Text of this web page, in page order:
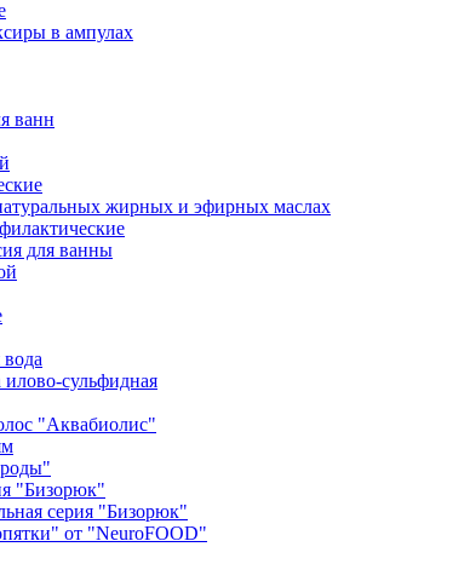
в ампулах
ванн
жирных и эфирных маслах
для ванны
илово-сульфидная
"Аквабиолис"
"Бизорюк"
серия "Бизорюк"
от "NeuroFOOD"